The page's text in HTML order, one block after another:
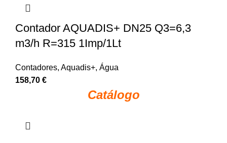
Contador AQUADIS+ DN25 Q3=6,3
m3/h R=315 1Imp/1Lt
Contadores, Aquadis+, Água
158,70 €
Catálogo